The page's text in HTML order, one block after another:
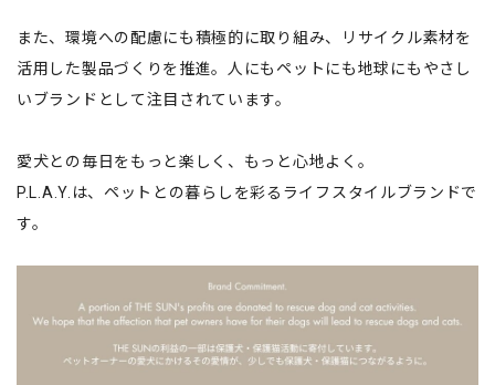
また、環境への配慮にも積極的に取り組み、リサイクル素材を
活用した製品づくりを推進。人にもペットにも地球にもやさし
いブランドとして注目されています。
愛犬との毎日をもっと楽しく、もっと心地よく。
P.L.A.Y.は、ペットとの暮らしを彩るライフスタイルブランドで
す。